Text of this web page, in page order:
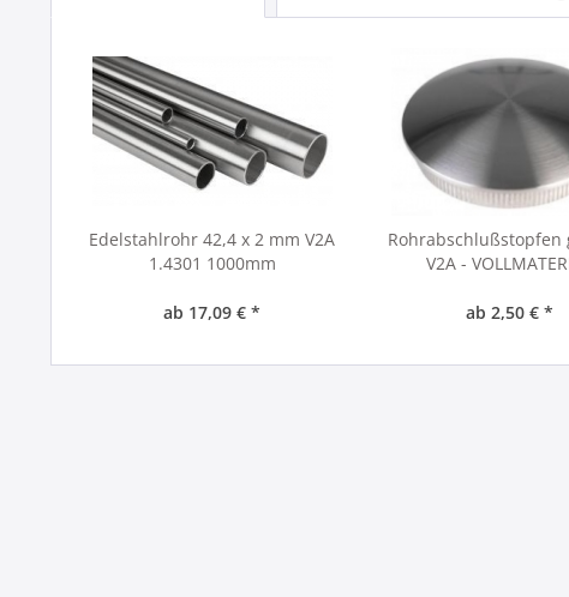
Edelstahlrohr 42,4 x 2 mm V2A
1.4301 1000mm
ab 17,09 € *
Rohrabschlußstopfen
V2A -
ab 2,50 € *